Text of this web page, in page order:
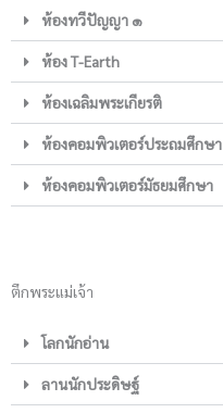
ห้องทวีปัญญา ๑
ห้อง T-Earth
ห้องเฉลิมพระเกียรติ
ห้องคอมพิวเตอร์ประถมศึกษา
ห้องคอมพิวเตอร์มัธยมศึกษา
ตึกพระแม่เจ้า
โลกนักอ่าน
ลานนักประดิษฐ์